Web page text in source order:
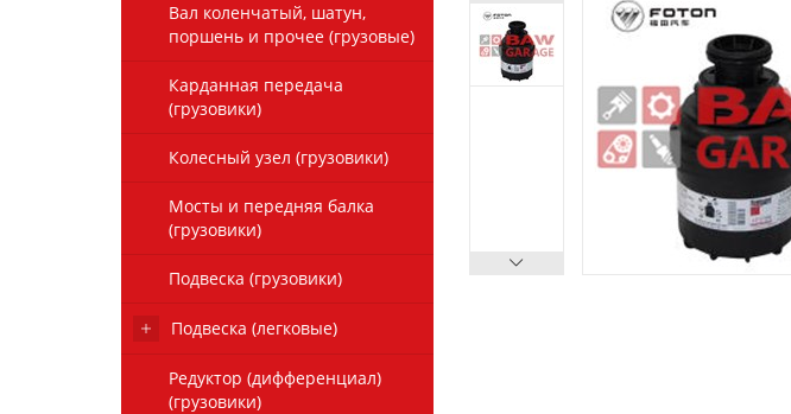
Вал коленчатый, шатун,
поршень и прочее (грузовые)
Карданная передача
(грузовики)
Колесный узел (грузовики)
Мосты и передняя балка
(грузовики)
Подвеска (грузовики)
Подвеска (легковые)
Редуктор (дифференциал)
(грузовики)